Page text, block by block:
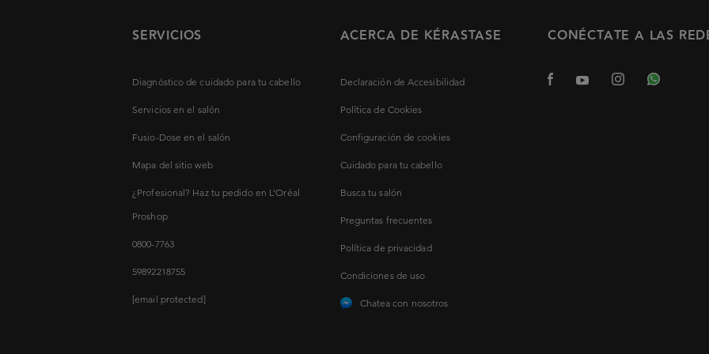
SERVICIOS
Diagnóstico de cuidado para tu cabello
Servicios en el salón
Fusio-Dose en el salón
Mapa del sitio web
¿Profesional? Haz tu pedido en L’Oréal
Proshop
0800-7763
59892218755
[email protected]
ACERCA DE KÉRASTASE
Declaración de Accesibilidad
Política de Cookies
Configuración de cookies
Cuidado para tu cabello
Busca tu salón
Preguntas frecuentes
Política de privacidad
Condiciones de uso
Chatea con nosotros
CONÉCTATE A LAS